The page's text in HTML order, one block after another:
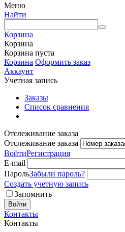
Меню
Найти
Корзина
Корзина
Корзина пуста
Корзина Оформить заказ
Аккаунт
Учетная запись
Заказы
Список сравнения
Отслеживание заказа
Отслеживание заказа
ВойтиРегистрация
E-mail
ПарольЗабыли пароль?
Создать учетную запись
Запомнить
Войти
Контакты
Контакты